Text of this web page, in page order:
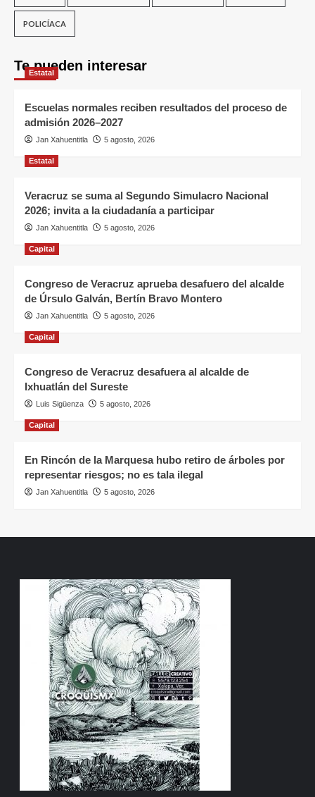
POLICÍACA
Te pueden interesar
Estatal
Escuelas normales reciben resultados del proceso de
admisión 2026–2027
Jan Xahuentitla 5 agosto, 2026
Estatal
Veracruz se suma al Segundo Simulacro Nacional
2026; invita a la ciudadanía a participar
Jan Xahuentitla 5 agosto, 2026
Capital
Congreso de Veracruz aprueba desafuero del alcalde
de Úrsulo Galván, Bertín Bravo Montero
Jan Xahuentitla 5 agosto, 2026
Capital
Congreso de Veracruz desafuera al alcalde de
Ixhuatlán del Sureste
Luis Sigüenza 5 agosto, 2026
Capital
En Rincón de la Marquesa hubo retiro de árboles por
representar riesgos; no es tala ilegal
Jan Xahuentitla 5 agosto, 2026